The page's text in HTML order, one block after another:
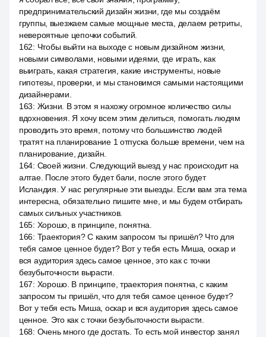
предпринимательский дизайн жизни, где мы создаём
группы, выезжаем самые мощные места, делаем ретриты,
невероятные цепочки событий.
162: Чтобы выйти на выходе с новым дизайном жизни,
новыми символами, новыми идеями, где играть, как
выиграть, какая стратегия, какие инструменты, новые
гипотезы, проверки, и мы становимся самыми настоящими
дизайнерами.
163: Жизни. В этом я нахожу огромное количество силы
вдохновения. Я хочу всем этим делиться, помогать людям
проводить это время, потому что большинство людей
тратят на планирование 1 отпуска больше времени, чем на
планирование, дизайн.
164: Своей жизни. Следующий выезд у нас происходит на
алтае. После этого будет бали, после этого будет
Исландия. У нас регулярные эти выезды. Если вам эта тема
интересна, обязательно пишите мне, и мы будем отбирать
самых сильных участников.
165: Хорошо, в принципе, понятна.
166: Траектория? С каким запросом ты пришёл? Что для
тебя самое ценное будет? Вот у тебя есть Миша, оскар и
вся аудитория здесь самое ценное, это как с точки
безубыточности вырасти.
167: Хорошо. В принципе, траектория понятна, с каким
запросом ты пришёл, что для тебя самое ценное будет?
Вот у тебя есть Миша, оскар и вся аудитория здесь самое
ценное. Это как с точки безубыточности вырасти.
168: Очень много где достать. То есть мой инвестор занял